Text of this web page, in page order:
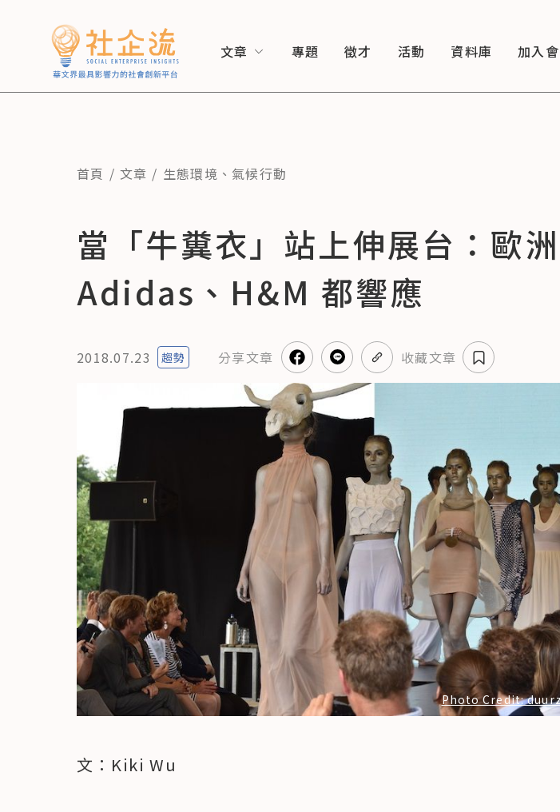
文章 專題 徵才 活動 資料庫 加入
首頁 文章 生態環境 、 氣候行動
當「牛糞衣」站上伸展台：歐
Adidas、H&M 都響應
2018.07.23 趨勢 分享文章 收藏文章
Photo Credit:
文：Kiki Wu